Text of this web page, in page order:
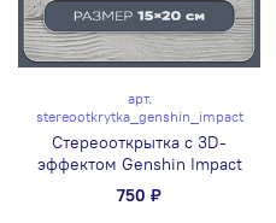
арт.
stereootkrytka_genshin_impact
Стереооткрытка с 3D-
эффектом Genshin Impact
750 ₽